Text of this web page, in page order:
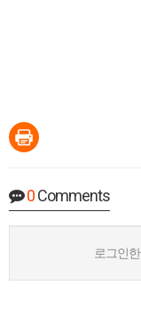
0Comments
로그인